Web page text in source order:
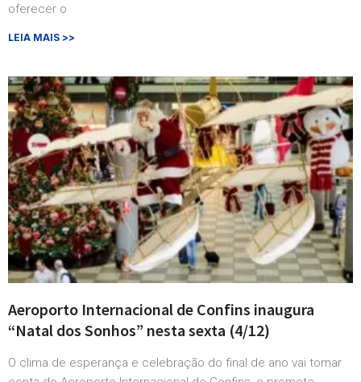
oferecer o
LEIA MAIS >>
Aeroporto Internacional de Confins inaugura
“Natal dos Sonhos” nesta sexta (4/12)
O clima de esperança e celebração do final de ano vai tomar